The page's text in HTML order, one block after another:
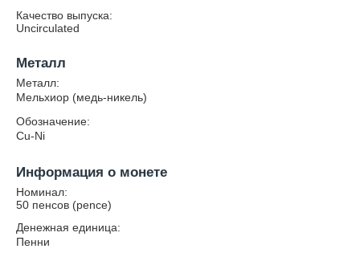
Качество выпуска:
Uncirculated
Металл
Металл:
Мельхиор (медь-никель)
Обозначение:
Cu-Ni
Информация о монете
Номинал:
50 пенсов (pence)
Денежная единица:
Пенни